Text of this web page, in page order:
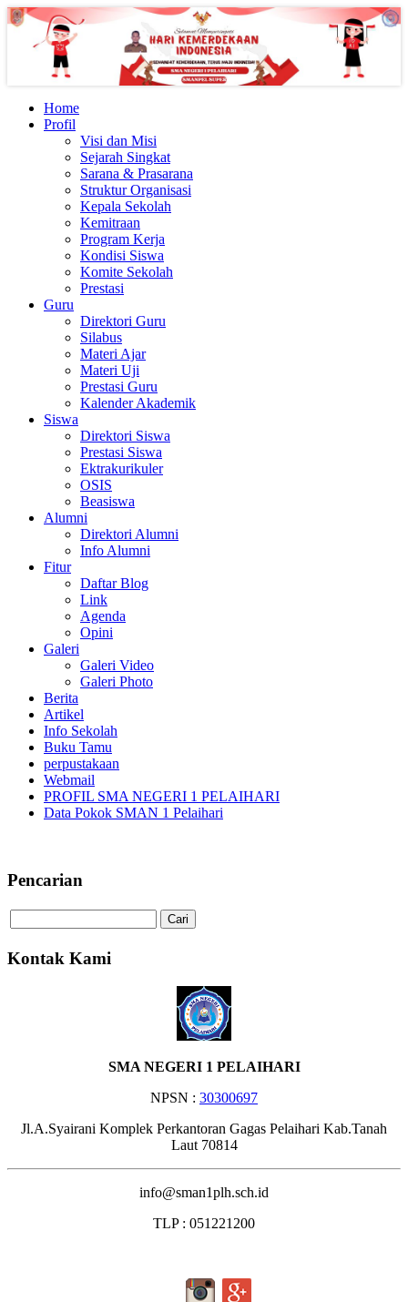
Home
Profil
Visi dan Misi
Sejarah Singkat
Sarana & Prasarana
Struktur Organisasi
Kepala Sekolah
Kemitraan
Program Kerja
Kondisi Siswa
Komite Sekolah
Prestasi
Guru
Direktori Guru
Silabus
Materi Ajar
Materi Uji
Prestasi Guru
Kalender Akademik
Siswa
Direktori Siswa
Prestasi Siswa
Ektrakurikuler
OSIS
Beasiswa
Alumni
Direktori Alumni
Info Alumni
Fitur
Daftar Blog
Link
Agenda
Opini
Galeri
Galeri Video
Galeri Photo
Berita
Artikel
Info Sekolah
Buku Tamu
perpustakaan
Webmail
PROFIL SMA NEGERI 1 PELAIHARI
Data Pokok SMAN 1 Pelaihari
Pencarian
Kontak Kami
SMA NEGERI 1 PELAIHARI
NPSN : 30300697
Jl.A.Syairani Komplek Perkantoran Gagas Pelaihari Kab.Tanah
Laut 70814
info@sman1plh.sch.id
TLP : 051221200